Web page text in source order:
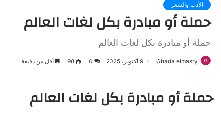
الأدب والشعر
حملة أو مبادرة بكل لغات العالم
حملة أو مبادرة بكل لغات العالم
Ghada elmasry 9 أكتوبر، 2025 0
98 أقل من دقيقة
حملة أو مبادرة بكل لغات العالم